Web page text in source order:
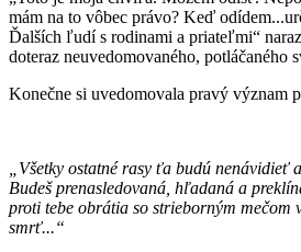
mám na to vôbec právo? Keď
Ďalších ľudí s rodinami a priateľmi“
doteraz neuvedomovaného, potláčaného
Konečne si uvedomovala pravý význam
„Všetky ostatné rasy ťa budú nenávidieť
Budeš prenasledovaná, hľadaná a
proti tebe obrátia so strieborným mečom
smrť...“